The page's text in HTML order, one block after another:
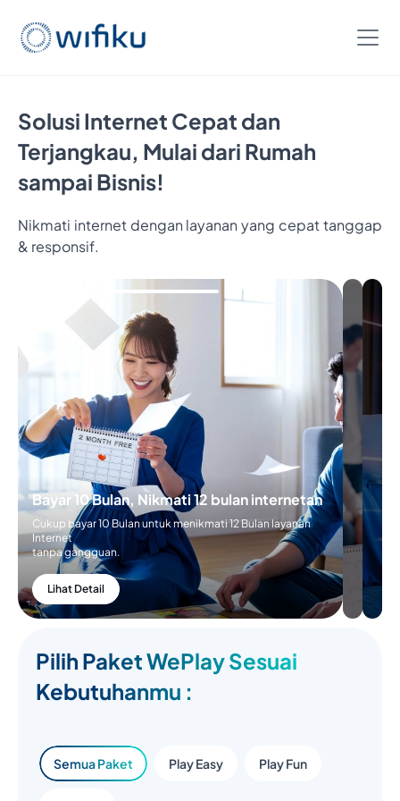
Solusi Internet Cepat dan
Terjangkau, Mulai dari Rumah
sampai Bisnis!
Nikmati internet dengan layanan yang cepat tanggap
& responsif.
Bayar 10 Bulan, Nikmati 12 bulan internetan
Cukup bayar 10 Bulan untuk menikmati 12 Bulan layanan
Internet
tanpa gangguan.
Lihat Detail
Pilih Paket WePlay Sesuai
Kebutuhanmu :
Semua Paket Play Easy Play Fun